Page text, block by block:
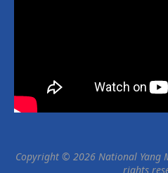
Copyright © 2026 National Yang
rights